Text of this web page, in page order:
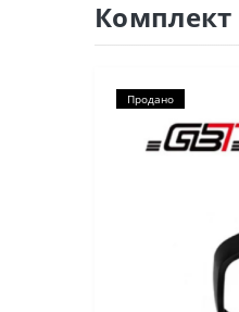
Комплект
Продано